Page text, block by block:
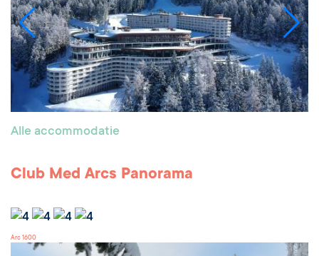
Alle accommodatie
Club Med Arcs Panorama
Arc 1600